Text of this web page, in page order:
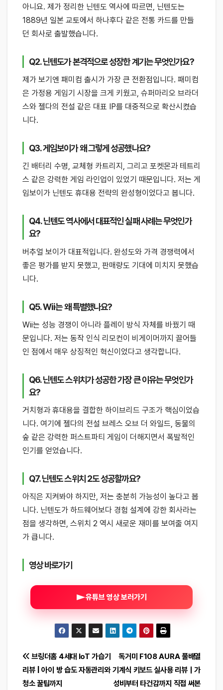
아니요. 제가 정리한 닌텐도 역사에 따르면, 닌텐도는
1889년 일본 교토에서 하나후다 같은 전통 카드를 만들
던 회사로 출발했습니다.
Q2. 닌텐도가 본격적으로 성장한 계기는 무엇인가요?
제가 보기엔 패미컴 출시가 가장 큰 전환점입니다. 패미컴
은 가정용 게임기 시장을 크게 키웠고, 슈퍼마리오 브라더
스와 젤다의 전설 같은 대표 IP를 대중적으로 확산시켰습
니다.
Q3. 게임보이가 왜 그렇게 성공했나요?
긴 배터리 수명, 교체형 카트리지, 그리고 포켓몬과 테트리
스 같은 강력한 게임 라인업이 있었기 때문입니다. 저는 게
임보이가 닌텐도 휴대용 전략의 완성형이었다고 봅니다.
Q4. 닌텐도 역사에서 대표적인 실패 사례는 무엇인가
요?
버추얼 보이가 대표적입니다. 완성도와 가격 경쟁력에서
좋은 평가를 받지 못했고, 판매량도 기대에 미치지 못했습
니다.
Q5. Wii는 왜 특별했나요?
Wii는 성능 경쟁이 아니라 플레이 방식 자체를 바꿨기 때
문입니다. 저는 동작 인식 리모컨이 비게이머까지 끌어들
인 점에서 매우 상징적인 혁신이었다고 생각합니다.
Q6. 닌텐도 스위치가 성공한 가장 큰 이유는 무엇인가
요?
거치형과 휴대용을 결합한 하이브리드 구조가 핵심이었습
니다. 여기에 젤다의 전설 브레스 오브 더 와일드, 동물의
숲 같은 강력한 퍼스트파티 게임이 더해지면서 폭발적인
인기를 얻었습니다.
Q7. 닌텐도 스위치 2도 성공할까요?
아직은 지켜봐야 하지만, 저는 충분히 가능성이 높다고 봅
니다. 닌텐도가 하드웨어보다 경험 설계에 강한 회사라는
점을 생각하면, 스위치 2 역시 새로운 재미를 보여줄 여지
가 큽니다.
영상 바로가기
유튜브 영상 보러가기
글
탐
독거미 F108 AURA 풀배열
기계식 키보드 실사용 리뷰｜가
성비부터 타건감까지 직접 써본
브링더홈 4세대 IoT 가습기
리뷰 | 아이 방 습도 자동관리와
청소 꿀팁까지